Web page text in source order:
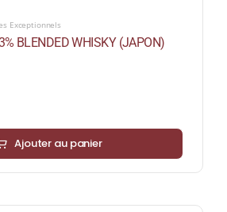
Exceptionnels
BLENDED WHISKY (JAPON)
Ajouter au panier